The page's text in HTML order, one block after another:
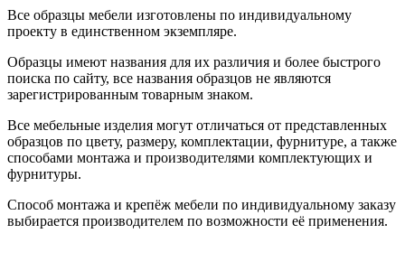
Все образцы мебели изготовлены по индивидуальному
проекту в единственном экземпляре.
Образцы имеют названия для их различия и более быстрого
поиска по сайту, все названия образцов не являются
зарегистрированным товарным знаком.
Все мебельные изделия могут отличаться от представленных
образцов по цвету, размеру, комплектации, фурнитуре, а также
способами монтажа и производителями комплектующих и
фурнитуры.
Способ монтажа и крепёж мебели по индивидуальному заказу
выбирается производителем по возможности её применения.